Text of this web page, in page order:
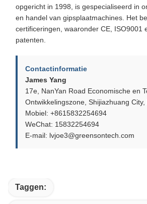
opgericht in 1998, is gespecialiseerd in
en handel van gipsplaatmachines. Het
certificeringen, waaronder CE, ISO9001
patenten.
Contactinformatie
James Yang
17e, NanYan Road Economische en
Ontwikkelingszone, Shijiazhuang
Mobiel: +8615832254694
WeChat: 15832254694
E-mail: lvjoe3@greensontech.com
Taggen: